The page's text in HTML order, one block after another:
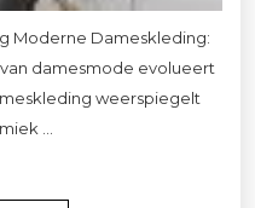
Moderne Dameskleding:
damesmode evolueert
weerspiegelt
...